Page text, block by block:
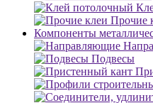
Прочие
Компоненты
Подвесы